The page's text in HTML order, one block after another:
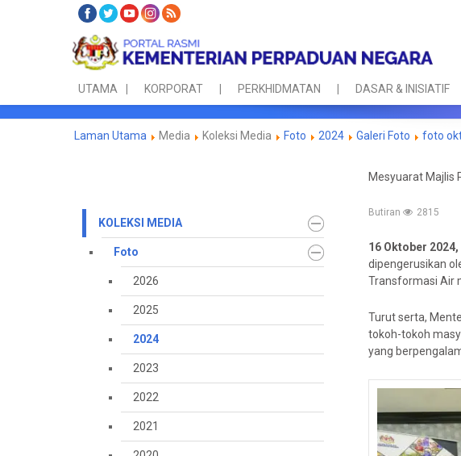
UTAMA KORPORAT PERKHIDMATAN DASAR & INISIATIF
Laman Utama Media Koleksi Media Foto 2024 Galeri Foto foto
KOLEKSI MEDIA
Foto
2026
2025
2024
2023
2022
2021
Mesyuarat Majlis
Butiran 2815
16 Oktober
dipengerusikan
Transformasi Air
Turut serta,
tokoh-tokoh
yang